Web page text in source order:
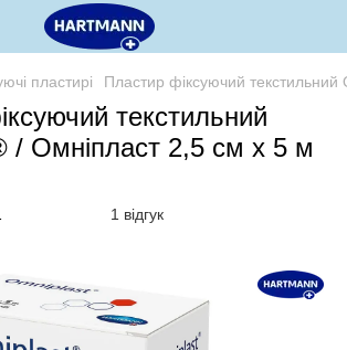
пластирі Пластир фіксуючий
текстильний
/ Омніпласт 2,5 см х 5 м
1 відгук